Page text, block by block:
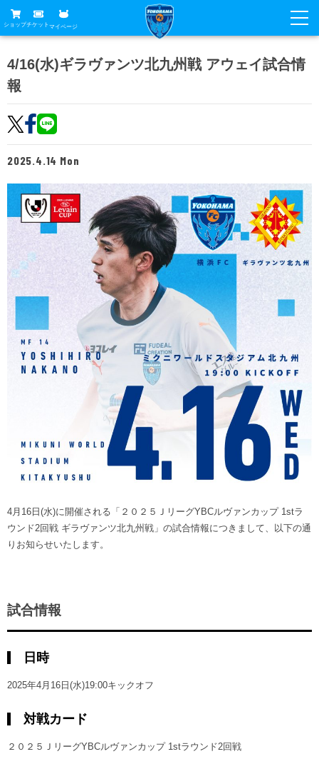
ショップチケット マイページ
グッズ
ホームタウン
トップチーム
メディア
試合
アカデミー
試合
試合日程
チケット
チケットガイド
チケット購入方法
販売スケジュール
ニッパツシート
Buy Ticket Here
チーム
選手・スタッフ
スケジュール
練習見学について
観戦ガイド
横浜FC観戦ガイド
試合会場アクセス
観戦ルール・マナー
クラブ
クラブ概要
フリ丸のページ
サステナビリティ
ホームタウン活動
横浜FCスポーツクラブ
ニッパツ横浜FCシーガルズ
ゲームスチュワード
ファン
横浜FC公式オンラインショップ
クラブメンバー
スタータークラブ
育成ビジョン
試合日程・結果
フェニックスクラブ
サッカースクール
チアスクール
パートナー
パートナー一覧
あしながドリーム基金
4/16(水)ギラヴァンツ北九州戦 アウェイ試合情
報
2025.4.14 Mon
4月16日(水)に開催される「２０２５ＪリーグYBCルヴァンカップ 1stラ
ウンド2回戦 ギラヴァンツ北九州戦」の試合情報につきまして、以下の通
りお知らせいたします。
試合情報
日時
2025年4月16日(水)19:00キックオフ
対戦カード
２０２５ＪリーグYBCルヴァンカップ 1stラウンド2回戦